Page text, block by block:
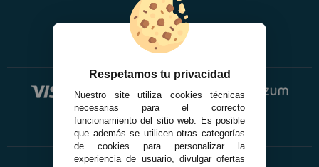
Respetamos tu privacidad
Nuestro site utiliza cookies técnicas
necesarias para el correcto
funcionamiento del sitio web. Es posible
que además se utilicen otras categorías
de cookies para personalizar la
experiencia de usuario, divulgar ofertas